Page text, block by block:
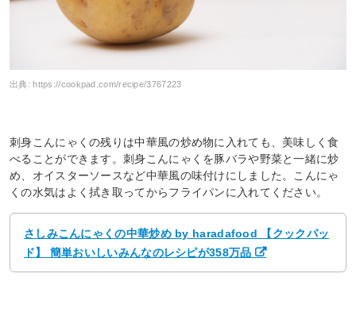
出典:https://cookpad.com/recipe/3767223
刺身こんにゃくの残りは中華風の炒め物に入れても、美味しく食
べることができます。刺身こんにゃくを豚バラや野菜と一緒に炒
め、オイスターソースなど中華風の味付けにしました。こんにゃ
くの水気はよく拭き取ってからフライパンに入れてください。
さしみこんにゃくの中華炒め by haradafood 【クックパッ
ド】 簡単おいしいみんなのレシピが358万品